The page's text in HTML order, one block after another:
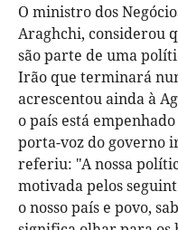
O ministro dos
Araghchi, considerou
são parte de uma
Irão que terminará
acrescentou ainda à
o país está
porta-voz do governo
referiu: "A nossa
motivada pelos
o nosso país e povo,